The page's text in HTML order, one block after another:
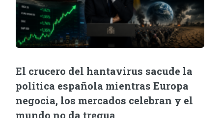
El crucero del hantavirus sacude la
política española mientras Europa
negocia, los mercados celebran y el
mundo no da tregua